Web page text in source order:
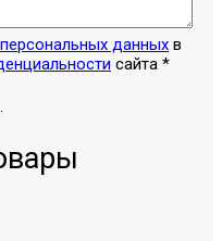
данных в
сайта *